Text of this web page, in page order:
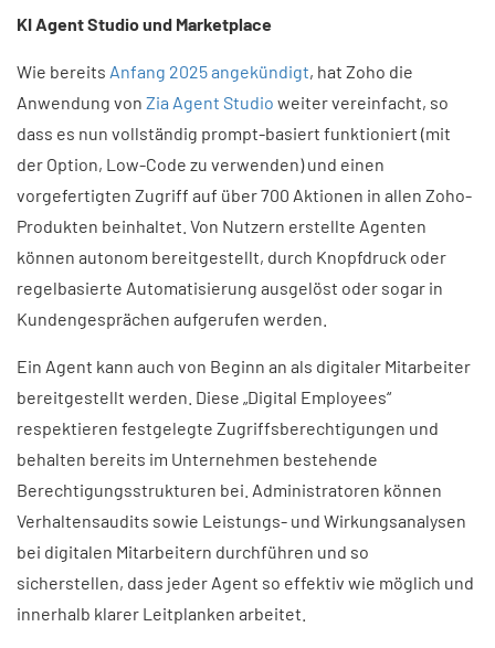
KI Agent Studio und Marketplace
Wie bereits Anfang 2025 angekündigt, hat Zoho die
Anwendung von Zia Agent Studio weiter vereinfacht, so
dass es nun vollständig prompt-basiert funktioniert (mit
der Option, Low-Code zu verwenden) und einen
vorgefertigten Zugriff auf über 700 Aktionen in allen Zoho-
Produkten beinhaltet. Von Nutzern erstellte Agenten
können autonom bereitgestellt, durch Knopfdruck oder
regelbasierte Automatisierung ausgelöst oder sogar in
Kundengesprächen aufgerufen werden.
Ein Agent kann auch von Beginn an als digitaler Mitarbeiter
bereitgestellt werden. Diese „Digital Employees“
respektieren festgelegte Zugriffsberechtigungen und
behalten bereits im Unternehmen bestehende
Berechtigungsstrukturen bei. Administratoren können
Verhaltensaudits sowie Leistungs- und Wirkungsanalysen
bei digitalen Mitarbeitern durchführen und so
sicherstellen, dass jeder Agent so effektiv wie möglich und
innerhalb klarer Leitplanken arbeitet.